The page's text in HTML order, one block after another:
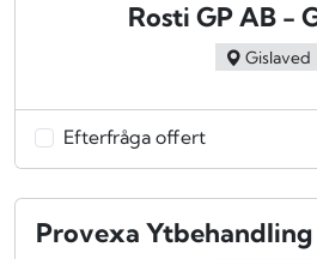
Rosti GP AB -
Gislaved
Efterfråga offert
Provexa